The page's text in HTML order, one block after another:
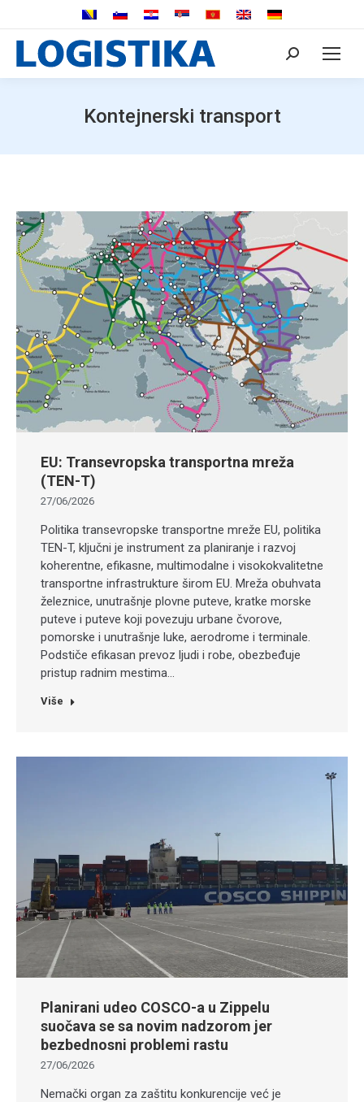
Search:
Kontejnerski transport
EU: Transevropska transportna mreža
(TEN-T)
27/06/2026
Politika transevropske transportne mreže EU, politika
TEN-T, ključni je instrument za planiranje i razvoj
koherentne, efikasne, multimodalne i visokokvalitetne
transportne infrastrukture širom EU. Mreža obuhvata
železnice, unutrašnje plovne puteve, kratke morske
puteve i puteve koji povezuju urbane čvorove,
pomorske i unutrašnje luke, aerodrome i terminale.
Podstiče efikasan prevoz ljudi i robe, obezbeđuje
pristup radnim mestima…
Više
Planirani udeo COSCO-a u Zippelu
suočava se sa novim nadzorom jer
bezbednosni problemi rastu
27/06/2026
Nemački organ za zaštitu konkurencije već je